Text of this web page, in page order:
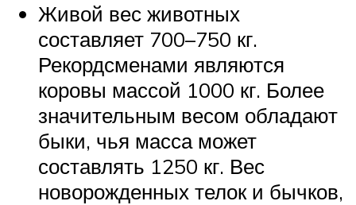
Живой вес животных
составляет 700–750 кг.
Рекордсменами являются
коровы массой 1000 кг. Более
значительным весом обладают
быки, чья масса может
составлять 1250 кг. Вес
новорожденных телок и бычков,